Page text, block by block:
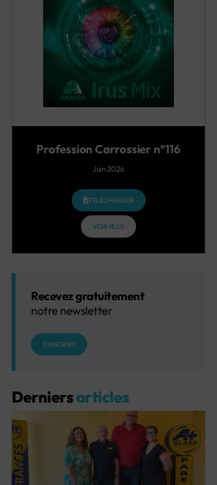
Profession Carrossier n°116
Juin 2026
TÉLÉCHARGER
VOIR PLUS
Recevez gratuitement
notre newsletter
S'INSCRIRE
Derniersarticles